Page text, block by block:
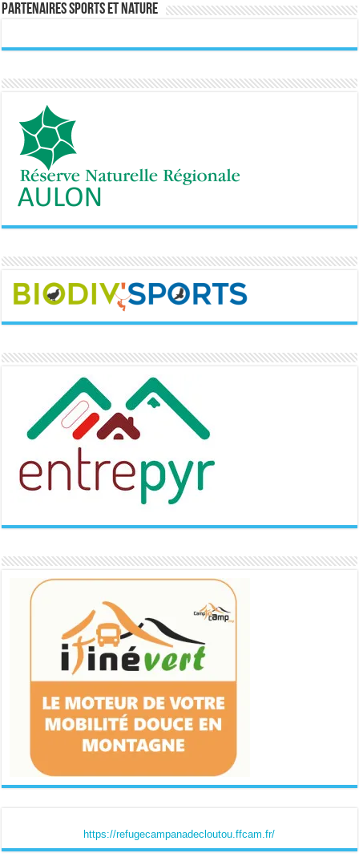
Partenaires sports et nature
https://refugecampanadecloutou.ffcam.fr/